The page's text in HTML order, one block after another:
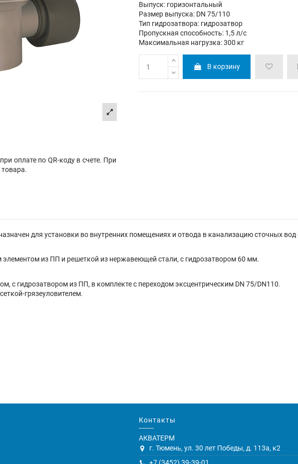
оплате по QR-коду в счете. При
товара.
Выпуск: горизонтальный
Размер выпуска: DN 75/110
Тип гидрозатвора: гидрозатвор
Пропускная способность: 1,5 л/с
Максимальная нагрузка: 300 кг
В корзину
для установки во внутренних помещениях и отвода в канализацию сточных вод
из ПП и решеткой из нержавеющей стали, с гидрозатвором 60 мм.
с гидрозатвором из ПП, в комплекте с переходом эксцентрическим DN 75/DN110.
грязеуловителем.
Контакты
АКВАТЕРМ
г. Тюмень, ул. 30 лет Победы, д. 113а, к2